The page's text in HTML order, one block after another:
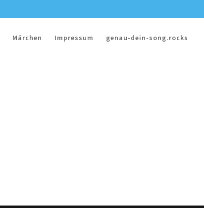
Märchen Impressum genau-dein-song.rocks